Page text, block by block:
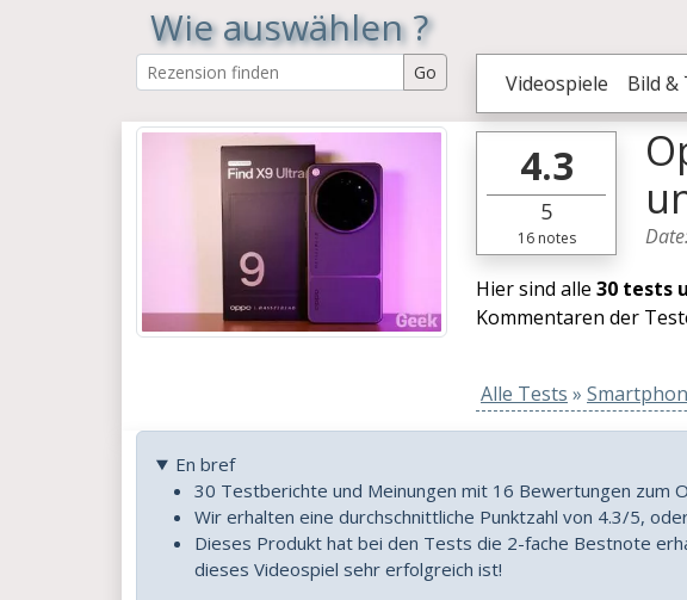
Wie auswählen ?
Videospiele Bild &
4.3
5
16notes
Hier sind alle 30 tests
Kommentaren der
Alle Tests »
En bref
30 Testberichte und Meinungen mit 16 Bewertungen zum
Wir erhalten eine durchschnittliche Punktzahl von 4.3/5,
Dieses Produkt hat bei den Tests die 2-fache Bestnote
dieses Videospiel sehr erfolgreich ist!